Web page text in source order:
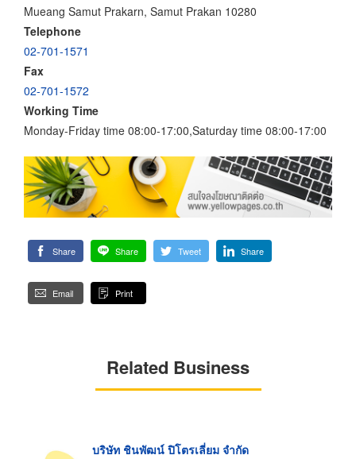
Mueang Samut Prakarn, Samut Prakan 10280
Telephone
02-701-1571
Fax
02-701-1572
Working Time
Monday-Friday time 08:00-17:00,Saturday time 08:00-17:00
Share Share Tweet Share
Email Print
Related Business
บริษัท ชินพัฒน์ ปิโตรเลี่ยม จำกัด